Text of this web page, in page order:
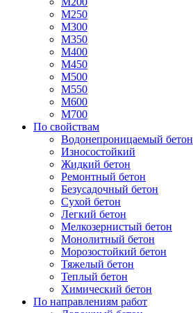
М250
М300
М350
М400
М450
М500
М550
М600
М700
По свойствам
Водонепроницаемый бетон
Износостойкий
Жидкий бетон
Ремонтный бетон
Безусадочный бетон
Сухой бетон
Легкий бетон
Мелкозернистый бетон
Монолитный бетон
Морозостойкий бетон
Тяжелый бетон
Теплый бетон
Химический бетон
По направлениям работ